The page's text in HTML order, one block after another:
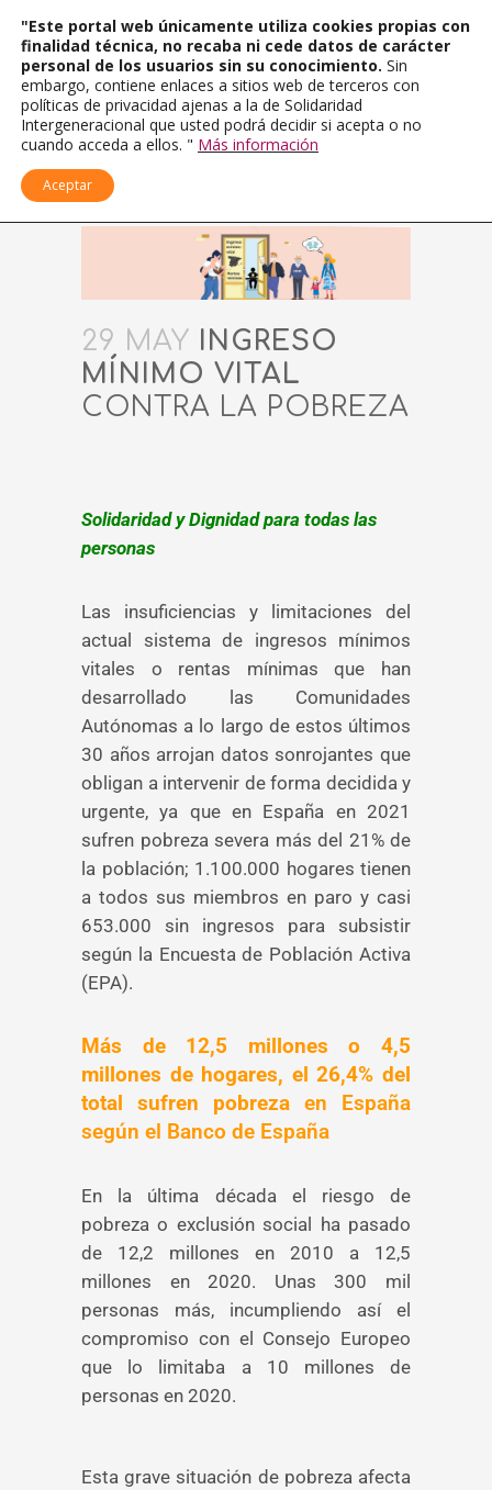
29 MAY INGRESO
MÍNIMO VITAL
CONTRA LA POBREZA
Solidaridad y Dignidad para todas las
personas
Las insuficiencias y limitaciones del
actual sistema de ingresos mínimos
vitales o rentas mínimas que han
desarrollado las Comunidades
Autónomas a lo largo de estos últimos
30 años arrojan datos sonrojantes que
obligan a intervenir de forma decidida y
urgente, ya que en España en 2021
sufren pobreza severa más del 21% de
la población; 1.100.000 hogares tienen
a todos sus miembros en paro y casi
653.000 sin ingresos para subsistir
según la Encuesta de Población Activa
(EPA).
Más de 12,5 millones o 4,5
millones de hogares, el 26,4% del
total sufren pobreza en España
según el Banco de España
En la última década el riesgo de
pobreza o exclusión social ha pasado
de 12,2 millones en 2010 a 12,5
millones en 2020. Unas 300 mil
personas más, incumpliendo así el
compromiso con el Consejo Europeo
que lo limitaba a 10 millones de
personas en 2020.
Esta grave situación de pobreza afecta
"Este portal web únicamente utiliza cookies propias con
finalidad técnica, no recaba ni cede datos de carácter
personal de los usuarios sin su conocimiento. Sin
embargo, contiene enlaces a sitios web de terceros con
políticas de privacidad ajenas a la de Solidaridad
Intergeneracional que usted podrá decidir si acepta o no
cuando acceda a ellos. " Más información
Aceptar